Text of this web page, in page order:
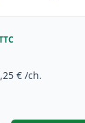
€ /ch.